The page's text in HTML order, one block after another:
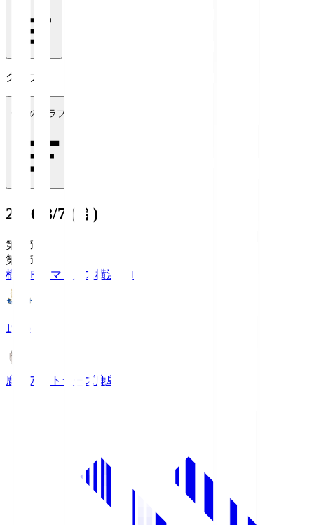
クラブ
全てのクラブ
2026/8/7 (金)
第1節
第1節
横浜Ｆ・マリノス横浜FM
19:25
鹿島アントラーズ鹿島